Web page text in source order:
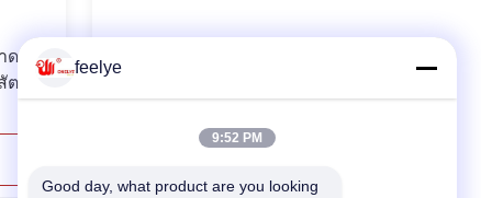
ดเล็ก
ว์
feelye
9:52 PM
Good day, what product are you looking